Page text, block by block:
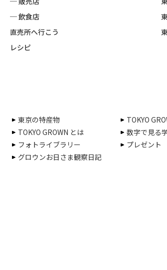
─ 飲食店
直売所へ行こう
レシピ
東京の特産物
TOKYO
TOKYO GROWN とは
数字で見る
フォトライブラリー
プレゼント
グロウンお日さま観察日記